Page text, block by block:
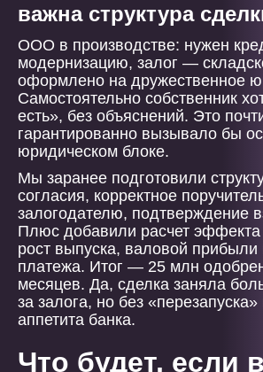
важна структура
ООО в производстве: нужен
модернизацию, залог —
оформлено на дружественное
Самостоятельно собственник
есть», без объяснений. Это
гарантированно вызывало бы
юридическом блоке.
Мы заранее подготовили
согласия, корректное
залогодателю, подтверждение
Плюс добавили расчет
рост выпуска, валовой прибыли
платежа. Итог — 25 млн
месяцев. Да, сделка заняла
за залога, но без «перезапуска»
аппетита банка.
Что будет, если